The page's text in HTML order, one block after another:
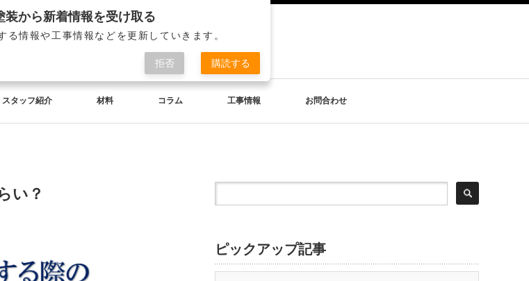
スタッフ紹介 材料 コラム 工事情報 お問合わせ
い？
ピックアップ記事
装から新着情報を受け取る
る情報や工事情報などを更新していきます。
拒否 購読する